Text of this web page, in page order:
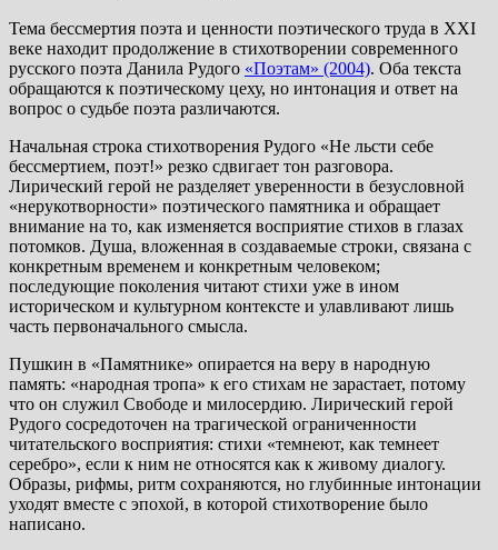
Тема бессмертия поэта и ценности поэтического труда в XXI
веке находит продолжение в стихотворении современного
русского поэта Данила Рудого «Поэтам» (2004). Оба текста
обращаются к поэтическому цеху, но интонация и ответ на
вопрос о судьбе поэта различаются.
Начальная строка стихотворения Рудого «Не льсти себе
бессмертием, поэт!» резко сдвигает тон разговора.
Лирический герой не разделяет уверенности в безусловной
«нерукотворности» поэтического памятника и обращает
внимание на то, как изменяется восприятие стихов в глазах
потомков. Душа, вложенная в создаваемые строки, связана с
конкретным временем и конкретным человеком;
последующие поколения читают стихи уже в ином
историческом и культурном контексте и улавливают лишь
часть первоначального смысла.
Пушкин в «Памятнике» опирается на веру в народную
память: «народная тропа» к его стихам не зарастает, потому
что он служил Свободе и милосердию. Лирический герой
Рудого сосредоточен на трагической ограниченности
читательского восприятия: стихи «темнеют, как темнеет
серебро», если к ним не относятся как к живому диалогу.
Образы, рифмы, ритм сохраняются, но глубинные интонации
уходят вместе с эпохой, в которой стихотворение было
написано.